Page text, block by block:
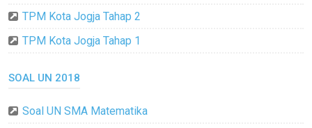
TPM Kota Jogja Tahap 2
TPM Kota Jogja Tahap 1
SOAL UN 2018
Soal UN SMA Matematika